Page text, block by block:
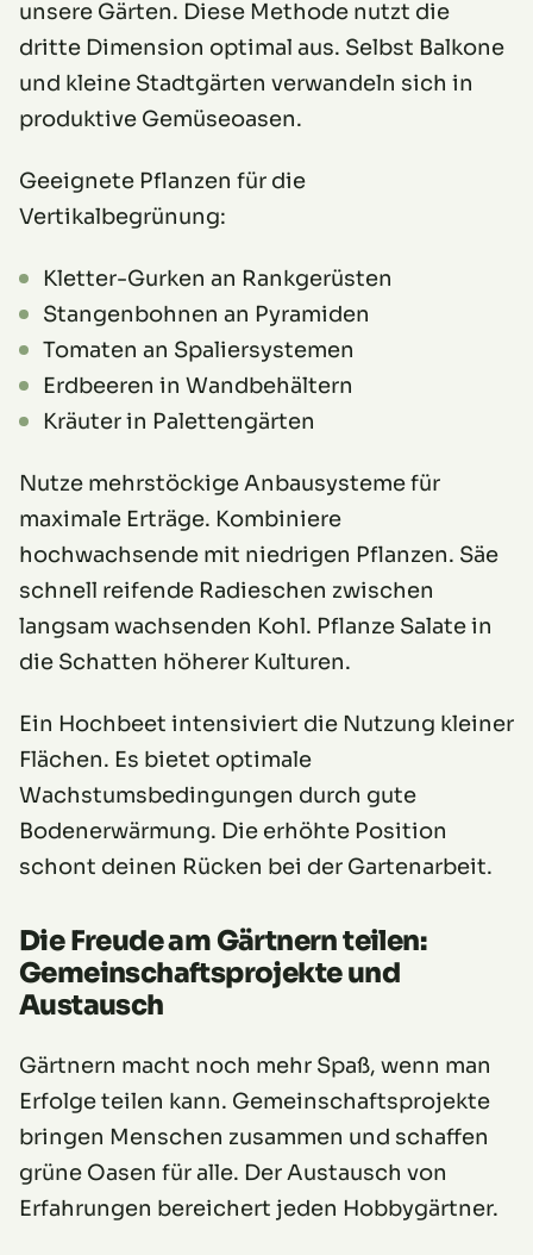
unsere Gärten. Diese Methode nutzt die
dritte Dimension optimal aus. Selbst Balkone
und kleine Stadtgärten verwandeln sich in
produktive Gemüseoasen.
Geeignete Pflanzen für die
Vertikalbegrünung:
Kletter-Gurken an Rankgerüsten
Stangenbohnen an Pyramiden
Tomaten an Spaliersystemen
Erdbeeren in Wandbehältern
Kräuter in Palettengärten
Nutze mehrstöckige Anbausysteme für
maximale Erträge. Kombiniere
hochwachsende mit niedrigen Pflanzen. Säe
schnell reifende Radieschen zwischen
langsam wachsenden Kohl. Pflanze Salate in
die Schatten höherer Kulturen.
Ein Hochbeet intensiviert die Nutzung kleiner
Flächen. Es bietet optimale
Wachstumsbedingungen durch gute
Bodenerwärmung. Die erhöhte Position
schont deinen Rücken bei der Gartenarbeit.
Die Freude am Gärtnern teilen:
Gemeinschaftsprojekte und
Austausch
Gärtnern macht noch mehr Spaß, wenn man
Erfolge teilen kann. Gemeinschaftsprojekte
bringen Menschen zusammen und schaffen
grüne Oasen für alle. Der Austausch von
Erfahrungen bereichert jeden Hobbygärtner.